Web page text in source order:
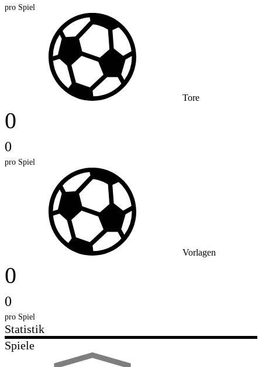
pro Spiel
Tore
0
0
pro Spiel
Vorlagen
0
0
pro Spiel
Statistik
Spiele